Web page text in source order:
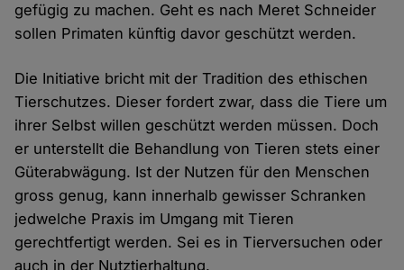
gefügig zu machen. Geht es nach Meret Schneider
sollen Primaten künftig davor geschützt werden.
Die Initiative bricht mit der Tradition des ethischen
Tierschutzes. Dieser fordert zwar, dass die Tiere um
ihrer Selbst willen geschützt werden müssen. Doch
er unterstellt die Behandlung von Tieren stets einer
Güterabwägung. Ist der Nutzen für den Menschen
gross genug, kann innerhalb gewisser Schranken
jedwelche Praxis im Umgang mit Tieren
gerechtfertigt werden. Sei es in Tierversuchen oder
auch in der Nutztierhaltung.